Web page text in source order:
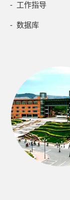
- 工作指导
- 数据库